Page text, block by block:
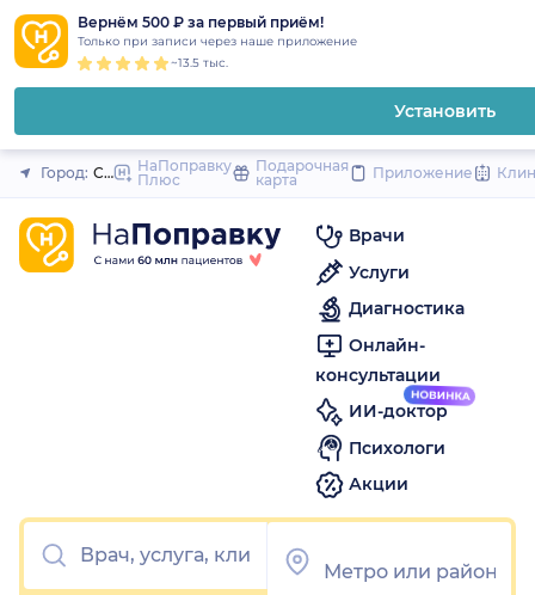
Вернём 500 ₽ за первый приём!
Только при записи через наше приложение
~13.5 тыс.
Установить
Закрыть
Город: Санкт-Петербург
НаПоправку
Плюс
Подарочная
карта
Приложение
Врачи
Услуги
Диагностика
Онлайн-
консультации
ИИ-доктор
Психологи
Акции